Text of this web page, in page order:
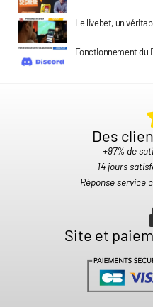
Le livebet, un
Fonctionnement du
Des
+97% de
14 jours
Réponse service
Site et